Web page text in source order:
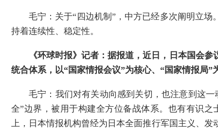
毛宁：关于“四边机制”，中方已经多次阐明立
持着连续性、稳定性。
《环球时报》记者：据报道，近日，日本国会
统合体系，以“国家情报会议”为核心、“国家情报局
毛宁：我们对有关动向感到关切，也注意到这
全”边界，被用于构建全方位备战体系。也有有识
上，日本情报机构曾经为日本全面推行军国主义、